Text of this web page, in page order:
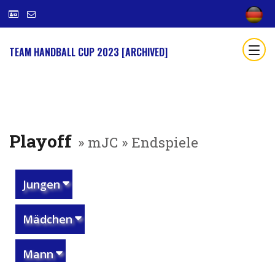
TEAM HANDBALL CUP 2023 [ARCHIVED]
Playoff » mJC » Endspiele
Jungen
Mädchen
Mann